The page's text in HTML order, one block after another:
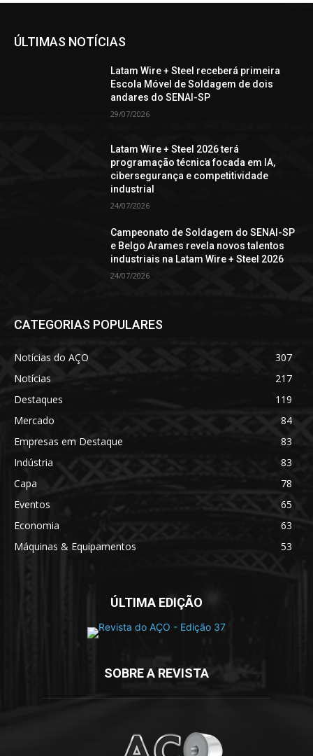
ÚLTIMAS NOTÍCIAS
Latam Wire + Steel receberá primeira
Escola Móvel de Soldagem de dois
andares do SENAI-SP
29/07/2026
Latam Wire + Steel 2026 terá
programação técnica focada em IA,
cibersegurança e competitividade
industrial
24/07/2026
Campeonato de Soldagem do SENAI-SP
e Belgo Arames revela novos talentos
industriais na Latam Wire + Steel 2026
24/07/2026
CATEGORIAS POPULARES
Notícias do AÇO
307
Notícias
217
Destaques
119
Mercado
84
Empresas em Destaque
83
Indústria
83
Capa
78
Eventos
65
Economia
63
Máquinas & Equipamentos
53
ÚLTIMA EDIÇÃO
SOBRE A REVISTA